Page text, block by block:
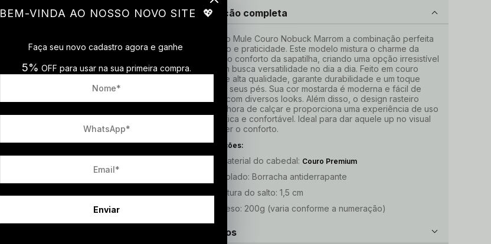
Descrição completa
Conheça o Mule Couro Nobuck Marrom a combinação perfeita
entre estilo e praticidade. Este modelo mistura o charme da
mule com o conforto da sapatilha, criando uma opção irresistível
para quem busca versatilidade no dia a dia. Feito em couro
nobuck de alta qualidade, garante durabilidade e um toque
macio aos seus pés. Sua cor mostarda é moderna e fácil de
combinar com diversos looks. Além disso, o design rasteiro
facilita na hora de calçar e proporciona uma experiência de uso
super prática e confortável. Ideal para dar aquele up no visual
sem perder o conforto.
Especificações:
Material do cabedal: Couro Premium
Solado: Borracha antiderrapante
Altura do salto: 1,5 cm
Peso: 200g (varia conforme a numeração)
Cuidados
BEM-VINDA AO NOSSO NOVO SITE 💖
Faça seu novo cadastro agora e ganhe
5% OFF para usar na sua primeira compra.
Enviar